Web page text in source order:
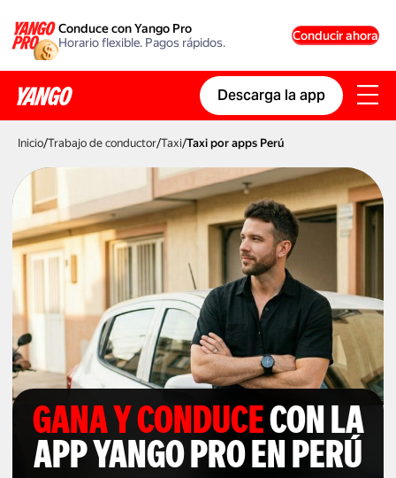
Conduce con Yango Pro
Horario flexible. Pagos rápidos.
Conducir ahora
Descarga la app
Inicio/Trabajo de conductor/Taxi/Taxi por apps Perú
GANA Y CONDUCECON LA
APP YANGO PRO EN PERÚ